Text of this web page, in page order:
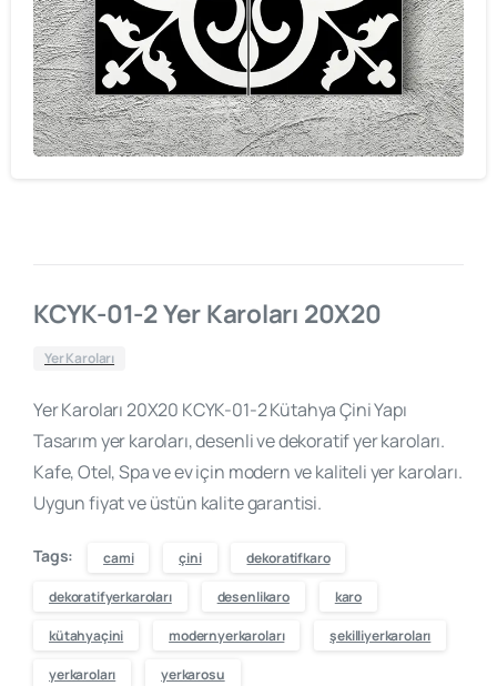
KCYK-01-2 Yer Karoları 20X20
Yer Karoları
Yer Karoları 20X20 KCYK-01-2 Kütahya Çini Yapı
Tasarım yer karoları, desenli ve dekoratif yer karoları.
Kafe, Otel, Spa ve ev için modern ve kaliteli yer karoları.
Uygun fiyat ve üstün kalite garantisi.
Tags: cami çini dekoratifkaro
dekoratifyerkaroları desenlikaro karo
kütahyaçini modernyerkaroları şekilliyerkaroları
yerkaroları yerkarosu